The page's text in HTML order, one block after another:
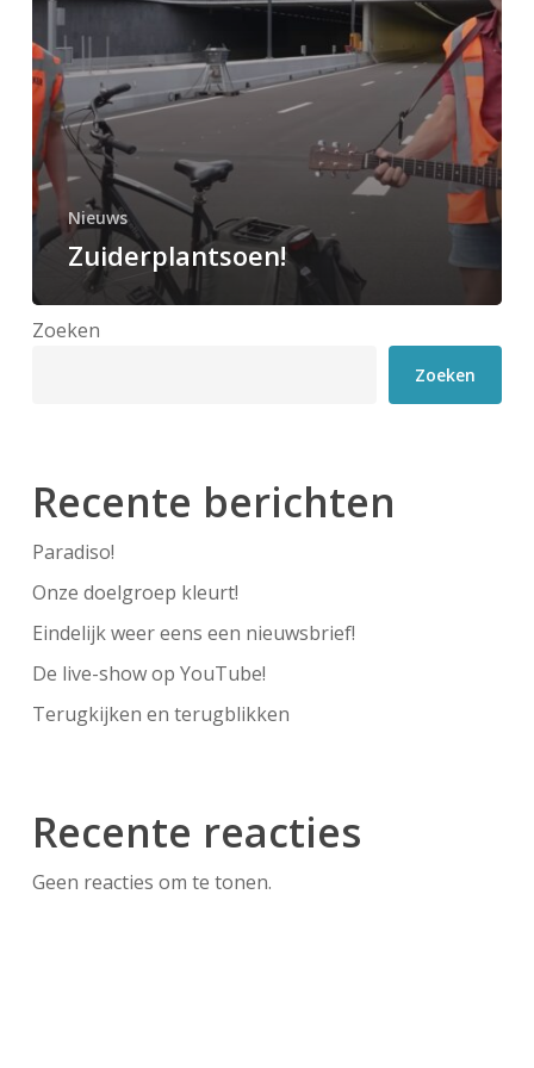
Nieuws
Zuiderplantsoen!
Zoeken
Zoeken
Recente berichten
Paradiso!
Onze doelgroep kleurt!
Eindelijk weer eens een nieuwsbrief!
De live-show op YouTube!
Terugkijken en terugblikken
Recente reacties
Geen reacties om te tonen.